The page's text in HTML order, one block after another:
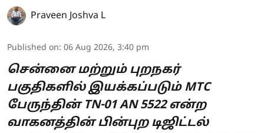
Praveen Joshva L
Published on: 06 Aug 2026, 3:40 pm
சென்னை மற்றும் புறநகர்
பகுதிகளில் இயக்கப்படும் MTC
பேருந்தின் TN-01 AN 5522 என்ற
வாகனத்தின் பின்புற டிஜிட்டல்